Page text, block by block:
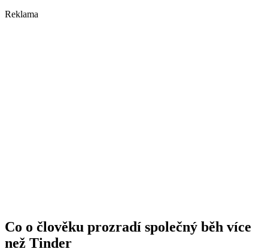
Reklama
Co o člověku prozradí společný běh více
než Tinder